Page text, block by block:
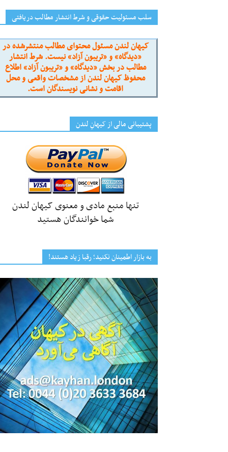
سلب مسئولیت حقوقی و شرط انتشار مطالب دریافتی
کیهان لندن مسئول محتوای مطالب منتشرشده در
«دیدگاه» و «تریبون آزاد» نیست. شرط انتشار
مطالب در بخش «دیدگاه» و «تریبون آزاد» اطلاع
محفوظ کیهان لندن از مشخصات واقعی و محل
اقامت و نشانی نویسندگان است.
پشتیبانی مالی از کیهانِ لندن
تنها منبع مادی و معنوی کیهان لندن
شما خوانندگان هستید
به بازار اطمینان نکنید؛ رقبا زیاد هستند!